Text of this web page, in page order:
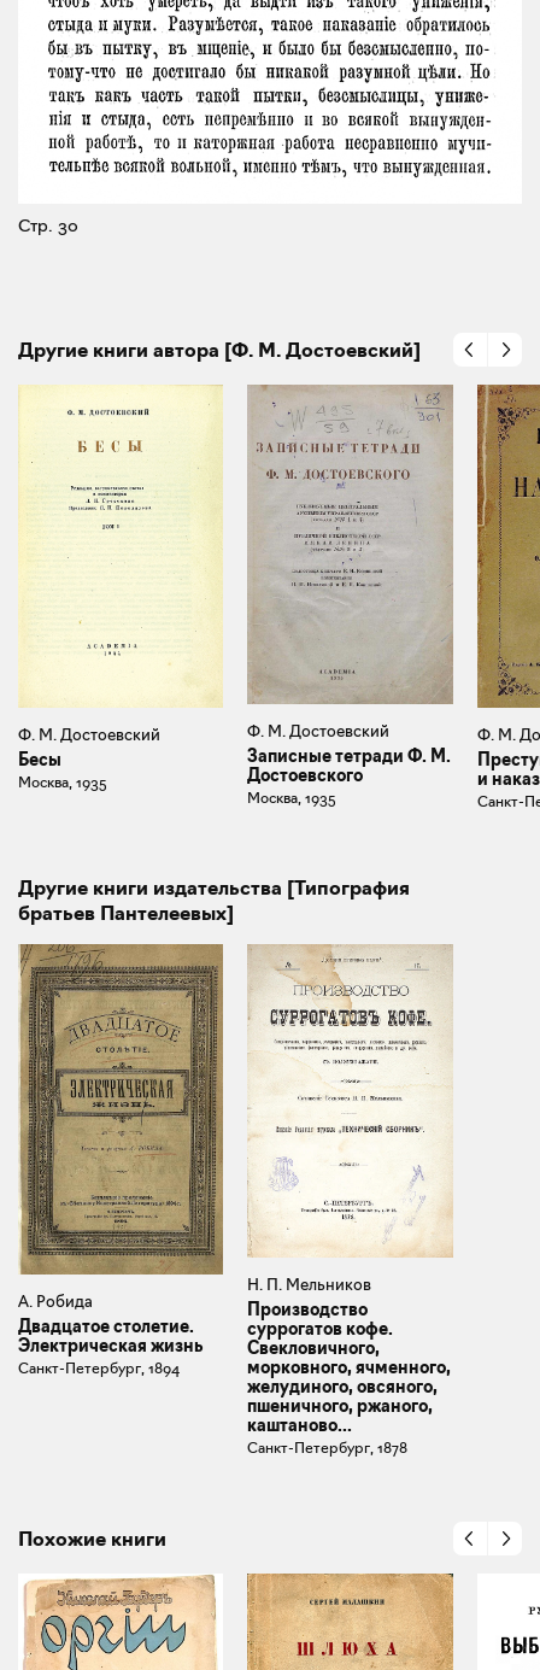
Стр. 30
Другие книги автора [Ф. М. Достоевский]
Ф. М. Достоевский
Бесы
Москва, 1935
Ф. М. Достоевский
Записные тетради Ф. М.
Достоевского
Москва, 1935
Ф. М.
и
Санкт-
Другие книги издательства [Типография
братьев Пантелеевых]
А. Робида
Двадцатое столетие.
Электрическая жизнь
Санкт-Петербург, 1894
Н. П. Мельников
Производство
суррогатов кофе.
Свекловичного,
морковного, ячменного,
желудиного, овсяного,
пшеничного, ржаного,
каштаново...
Санкт-Петербург, 1878
Похожие книги